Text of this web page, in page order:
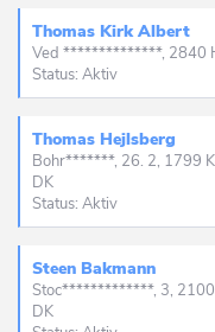
Greve
Gribskov
Guldborgsund
Halsnæs
Hedensted
Ålsgårde
Anholt
Ansager
Arden
Årslev
Asaa
Thomas Kirk Albert
Ved **************, 2840
Status: Aktiv
Thomas Hejlsberg
Bohr*******, 26. 2, 1799
DK
Status: Aktiv
Steen Bakmann
Stoc*************, 3, 2100
DK